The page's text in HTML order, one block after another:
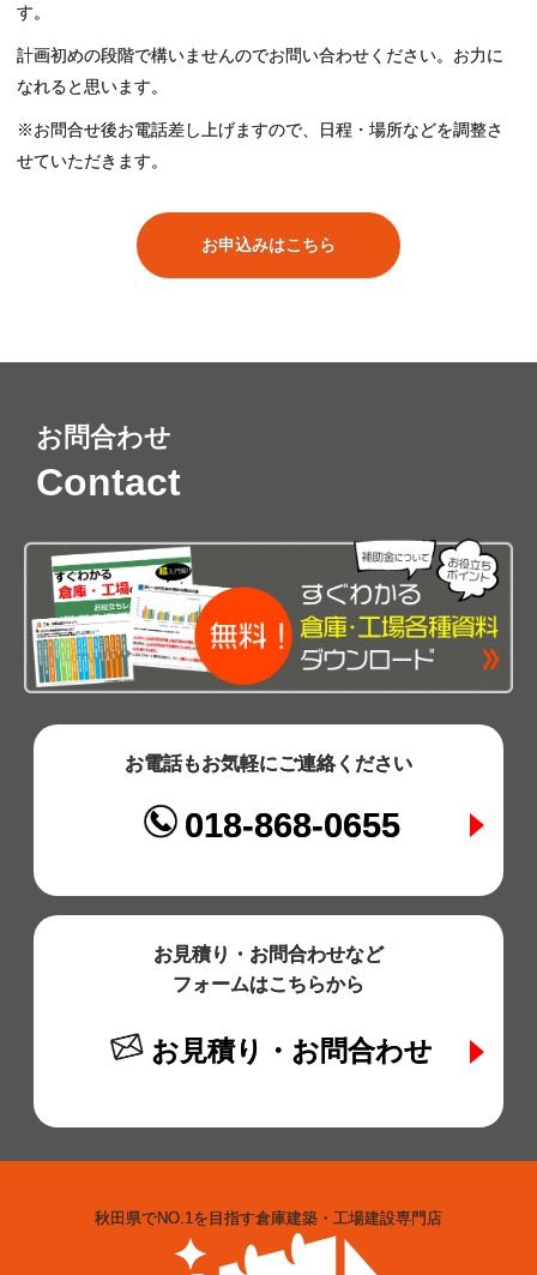
す。
計画初めの段階で構いませんのでお問い合わせください。お力に
なれると思います。
※お問合せ後お電話差し上げますので、日程・場所などを調整さ
せていただきます。
お申込みはこちら
お問合わせ
Contact
お電話もお気軽にご連絡ください
018-868-0655
お見積り・お問合わせなど
フォームはこちらから
お見積り・お問合わせ
秋田県でNO.1を目指す倉庫建築・工場建設専門店